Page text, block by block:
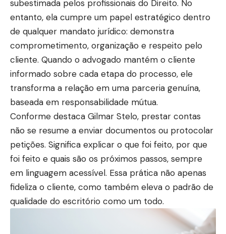
subestimada pelos profissionais do Direito. No
entanto, ela cumpre um papel estratégico dentro
de qualquer mandato jurídico: demonstra
comprometimento, organização e respeito pelo
cliente. Quando o advogado mantém o cliente
informado sobre cada etapa do processo, ele
transforma a relação em uma parceria genuína,
baseada em responsabilidade mútua.
Conforme destaca Gilmar Stelo, prestar contas
não se resume a enviar documentos ou protocolar
petições. Significa explicar o que foi feito, por que
foi feito e quais são os próximos passos, sempre
em linguagem acessível. Essa prática não apenas
fideliza o cliente, como também eleva o padrão de
qualidade do escritório como um todo.